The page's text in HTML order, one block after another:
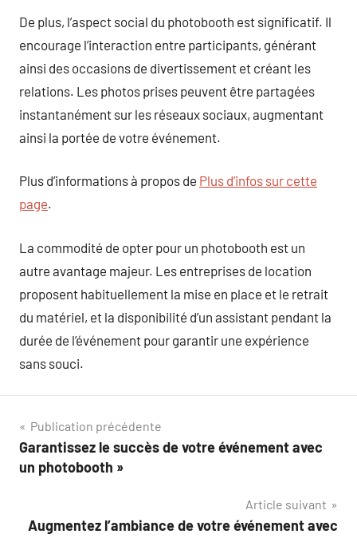
De plus, l’aspect social du photobooth est significatif. Il
encourage l’interaction entre participants, générant
ainsi des occasions de divertissement et créant les
relations. Les photos prises peuvent être partagées
instantanément sur les réseaux sociaux, augmentant
ainsi la portée de votre événement.
Plus d’informations à propos de Plus d’infos sur cette
page.
La commodité de opter pour un photobooth est un
autre avantage majeur. Les entreprises de location
proposent habituellement la mise en place et le retrait
du matériel, et la disponibilité d’un assistant pendant la
durée de l’événement pour garantir une expérience
sans souci.
Navigation
de
Publication précédente
Garantissez le succès de votre événement avec
un photobooth »
Article suivant
Augmentez l’ambiance de votre événement avec